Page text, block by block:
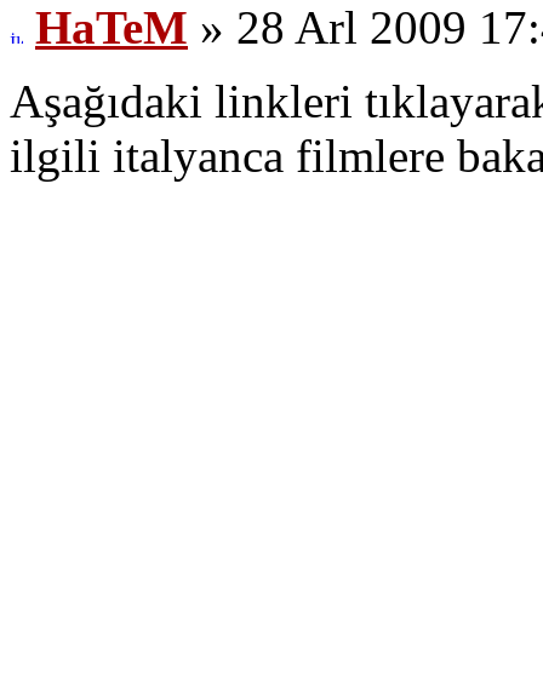
HaTeM » 28 Arl 2009
Aşağıdaki linkleri
ilgili italyanca filmlere